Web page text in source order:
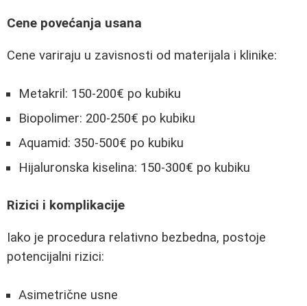
Cene povećanja usana
Cene variraju u zavisnosti od materijala i klinike:
Metakril: 150-200€ po kubiku
Biopolimer: 200-250€ po kubiku
Aquamid: 350-500€ po kubiku
Hijaluronska kiselina: 150-300€ po kubiku
Rizici i komplikacije
Iako je procedura relativno bezbedna, postoje
potencijalni rizici:
Asimetrične usne